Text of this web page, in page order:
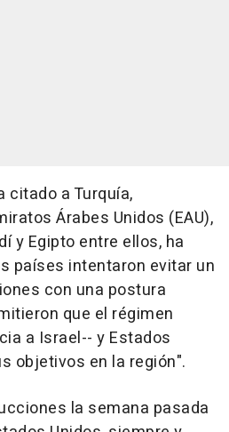
citado a Turquía,
Árabes Unidos (EAU),
y Egipto entre ellos, ha
países intentaron evitar un
con una postura
que el régimen
a Israel-- y Estados
objetivos en la región".
la semana pasada